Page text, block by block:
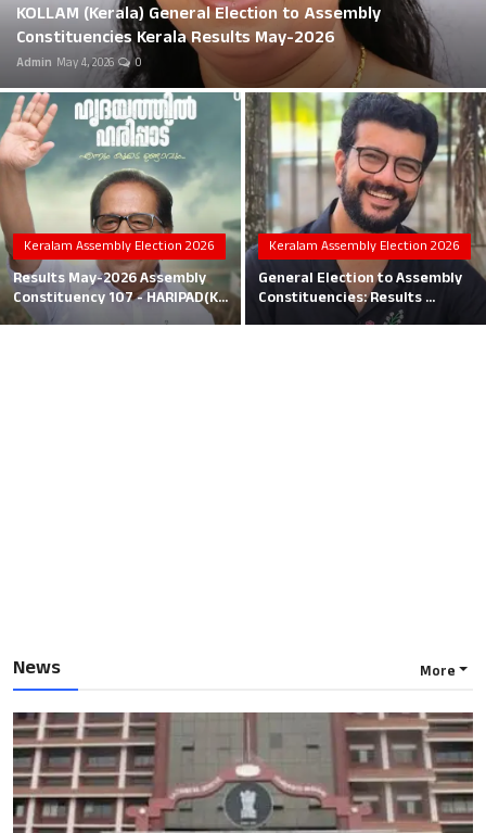
Education
Business
Local News
Earn Money
Tutorials
Malayalam
KOLLAM (Kerala) General Election to Assembly
Constituencies Kerala Results May-2026
Admin May 4, 2026 0
Keralam Assembly Election 2026
Results May-2026 Assembly
Constituency 107 - HARIPAD(K...
Keralam Assembly Election 2026
General Election to Assembly
Constituencies: Results ...
News More